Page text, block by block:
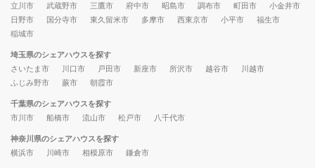
立川市
武蔵野市 三鷹市 府中市 昭島市 調布市 町田市
小金井市
日野市
国分寺市 東久留米市 多摩市 西東京市 小平市
福生市
稲城市
埼玉県のシェアハウスを探す
さいたま市
川口市 戸田市 新座市 所沢市 越谷市
川越市
ふじみ野市
蕨市 朝霞市
千葉県のシェアハウスを探す
市川市
船橋市 流山市 松戸市 八千代市
神奈川県のシェアハウスを探す
横浜市
川崎市 相模原市 鎌倉市